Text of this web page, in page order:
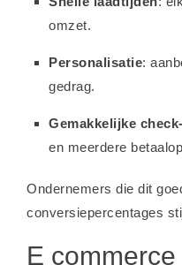
omzet.
Personalisatie:
gedrag.
Gemakkelijke
en meerdere
Ondernemers die dit
conversiepercentages
E